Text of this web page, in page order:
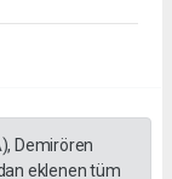
Demirören
eklenen tüm